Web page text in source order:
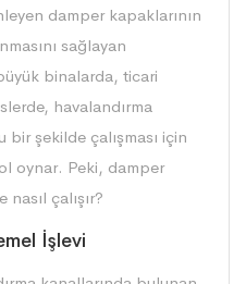
damper kapaklarının
sağlayan
binalarda, ticari
havalandırma
şekilde çalışması için
oynar. Peki, damper
çalışır?
İşlevi